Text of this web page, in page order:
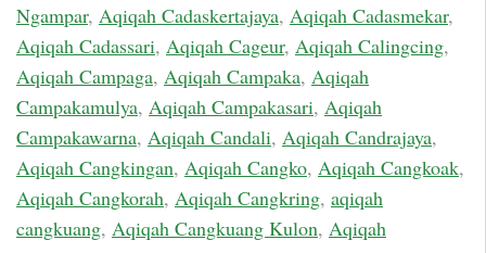
Ngampar, Aqiqah Cadaskertajaya, Aqiqah Cadasmekar,
Aqiqah Cadassari, Aqiqah Cageur, Aqiqah Calingcing,
Aqiqah Campaga, Aqiqah Campaka, Aqiqah
Campakamulya, Aqiqah Campakasari, Aqiqah
Campakawarna, Aqiqah Candali, Aqiqah Candrajaya,
Aqiqah Cangkingan, Aqiqah Cangko, Aqiqah Cangkoak,
Aqiqah Cangkorah, Aqiqah Cangkring, aqiqah
cangkuang, Aqiqah Cangkuang Kulon, Aqiqah